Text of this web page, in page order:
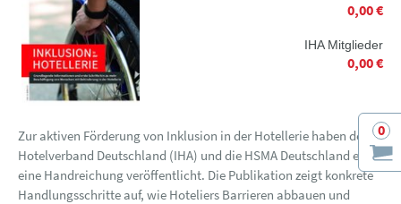
0
0,00 €
IHA Mitglieder
0,00 €
Zur aktiven Förderung von Inklusion in der Hotellerie haben der
Hotelverband Deutschland (IHA) und die HSMA Deutschland e.V.
eine Handreichung veröffentlicht. Die Publikation zeigt konkrete
Handlungsschritte auf, wie Hoteliers Barrieren abbauen und